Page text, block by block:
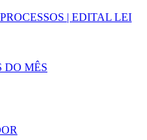
| EDITAL LEI
DO MÊS